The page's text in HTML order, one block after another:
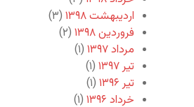
اردیبهشت ۱۳۹۸
(۳)
فروردین ۱۳۹۸
(۲)
مرداد ۱۳۹۷
(۱)
تیر ۱۳۹۷
(۱)
تیر ۱۳۹۶
(۱)
خرداد ۱۳۹۶
(۱)